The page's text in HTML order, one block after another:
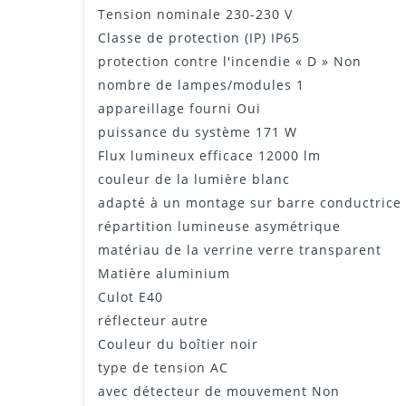
Tension nominale 230-230 V
Classe de protection (IP) IP65
protection contre l'incendie « D » Non
nombre de lampes/modules 1
appareillage fourni Oui
puissance du système 171 W
Flux lumineux efficace 12000 lm
couleur de la lumière blanc
adapté à un montage sur barre conductrice
répartition lumineuse asymétrique
matériau de la verrine verre transparent
Matière aluminium
Culot E40
réflecteur autre
Couleur du boîtier noir
type de tension AC
avec détecteur de mouvement Non